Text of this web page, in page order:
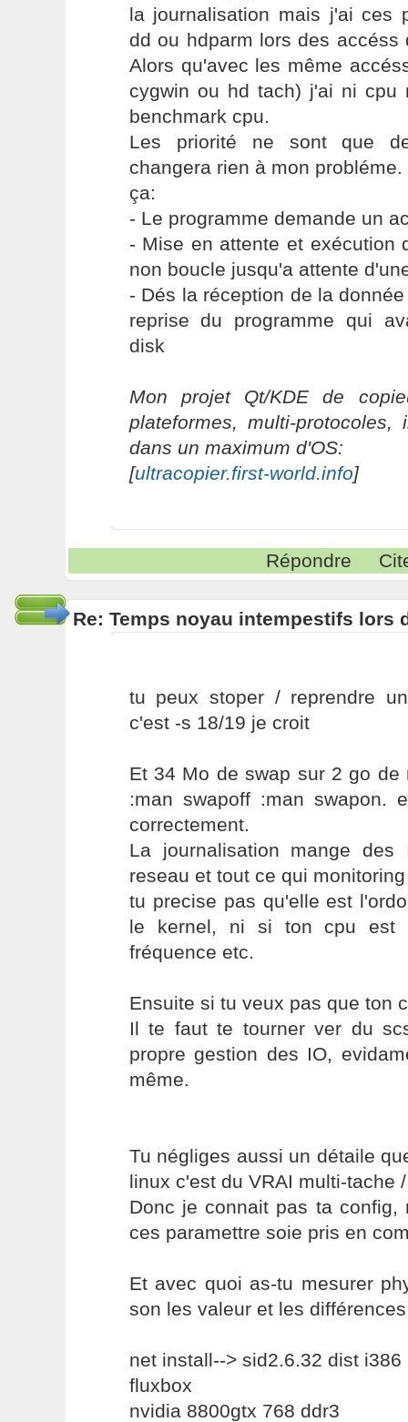
la journalisation mais j'ai ces
dd ou hdparm lors des accéss
Alors qu'avec les même
cygwin ou hd tach) j'ai ni cpu
benchmark cpu.
Les priorité ne sont que
changera rien à mon
ça:
- Le programme demande un
- Mise en attente et exécution
non boucle jusqu'a attente
- Dés la réception de la
reprise du programme qui
disk
Mon projet Qt/KDE de
plateformes, multi-protocoles,
dans un maximum d'OS:
[ultracopier.first-world.info]
Répondre
Re: Temps noyau intempestifs lors
tu peux stoper / reprendre
c'est -s 18/19 je croit
Et 34 Mo de swap sur 2 go de
:man swapoff :man swapon.
correctement.
La journalisation mange
reseau et tout ce qui
tu precise pas qu'elle est
le kernel, ni si ton cpu est
fréquence etc.
Ensuite si tu veux pas que ton
Il te faut te tourner ver du
propre gestion des IO,
même.
Tu négliges aussi un détaile
linux c'est du VRAI multi-tache
Donc je connait pas ta
ces paramettre soie pris en
Et avec quoi as-tu mesurer
son les valeur et les
net install--> sid2.6.32 dist i386
fluxbox
nvidia 8800gtx 768 ddr3